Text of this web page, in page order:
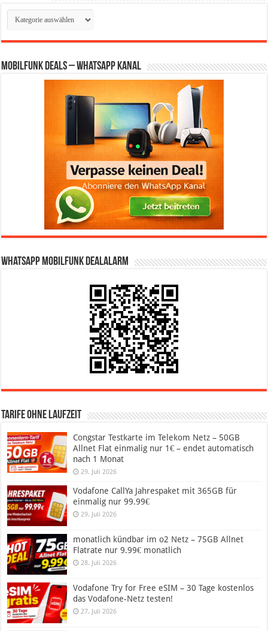
Kategorien
Mobilfunk Deals – WhatsApp Kanal
WhatsApp Mobilfunk DealAlarm
Tarife ohne Laufzeit
Congstar Testkarte im Telekom Netz – 50GB
Allnet Flat einmalig nur 1€ – endet automatisch
nach 1 Monat
29. Juli 2026
Vodafone CallYa Jahrespaket mit 365GB für
einmalig nur 99.99€
29. Juli 2026
monatlich kündbar im o2 Netz – 75GB Allnet
Flatrate nur 9.99€ monatlich
28. Juli 2026
Vodafone Try for Free eSIM – 30 Tage kostenlos
das Vodafone-Netz testen!
27. Juli 2026